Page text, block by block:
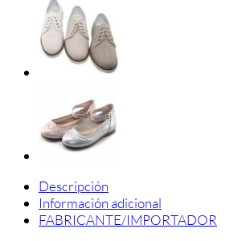
cantidad
Descripción
Información adicional
FABRICANTE/IMPORTADOR